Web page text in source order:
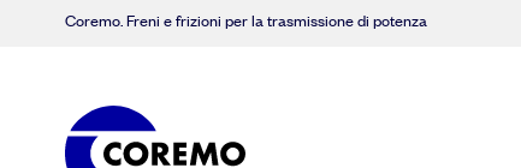
Coremo. Freni e frizioni per la trasmissione di potenza